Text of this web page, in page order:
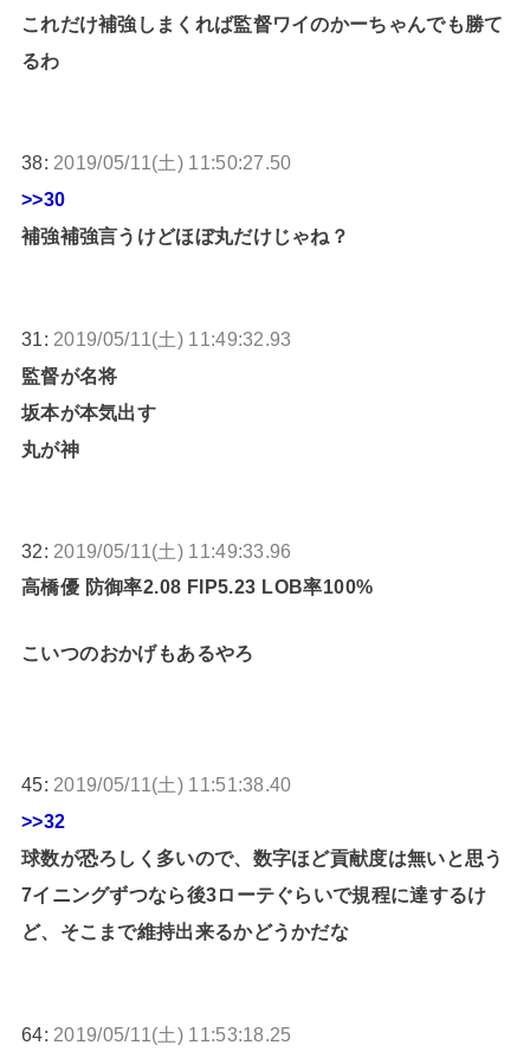
これだけ補強しまくれば監督ワイのかーちゃんでも勝て
るわ
38: 2019/05/11(土) 11:50:27.50
>>30
補強補強言うけどほぼ丸だけじゃね？
31: 2019/05/11(土) 11:49:32.93
監督が名将
坂本が本気出す
丸が神
32: 2019/05/11(土) 11:49:33.96
高橋優 防御率2.08 FIP5.23 LOB率100%
こいつのおかげもあるやろ
45: 2019/05/11(土) 11:51:38.40
>>32
球数が恐ろしく多いので、数字ほど貢献度は無いと思う
7イニングずつなら後3ローテぐらいで規程に達するけ
ど、そこまで維持出来るかどうかだな
64: 2019/05/11(土) 11:53:18.25